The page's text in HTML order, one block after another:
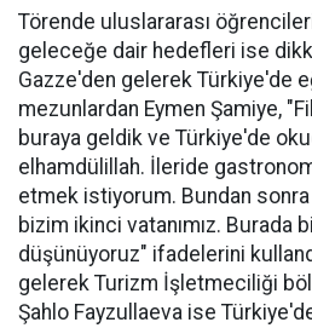
Törende uluslararası
geleceğe dair hedefleri ise
Gazze'den gelerek Türkiye'de
mezunlardan Eymen Şamiye,
buraya geldik ve Türkiye'de
elhamdülillah. İleride
etmek istiyorum. Bundan sonra
bizim ikinci vatanımız. Burada
düşünüyoruz" ifadelerini
gelerek Turizm İşletmeciliği
Şahlo Fayzullaeva ise